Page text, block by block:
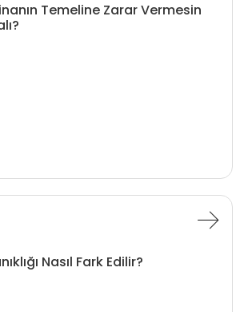
Temeline Zarar Vermesin
Nasıl Fark Edilir?